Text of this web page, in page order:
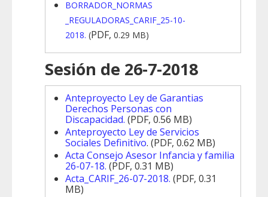
BORRADOR_NORMAS
_REGULADORAS_CARIF_25-10-
2018. (PDF, 0.29 MB)
Sesión de 26-7-2018
Anteproyecto Ley de Garantias
Derechos Personas con
Discapacidad. (PDF, 0.56 MB)
Anteproyecto Ley de Servicios
Sociales Definitivo. (PDF, 0.62 MB)
Acta Consejo Asesor Infancia y familia
26-07-18. (PDF, 0.31 MB)
Acta_CARIF_26-07-2018. (PDF, 0.31
MB)